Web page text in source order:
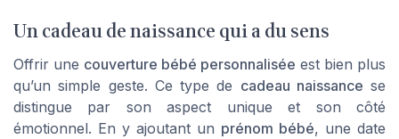
Un cadeau de naissance qui a du sens
Offrir une couverture bébé personnalisée est bien plus
qu’un simple geste. Ce type de cadeau naissance se
distingue par son aspect unique et son côté
émotionnel. En y ajoutant un prénom bébé, une date